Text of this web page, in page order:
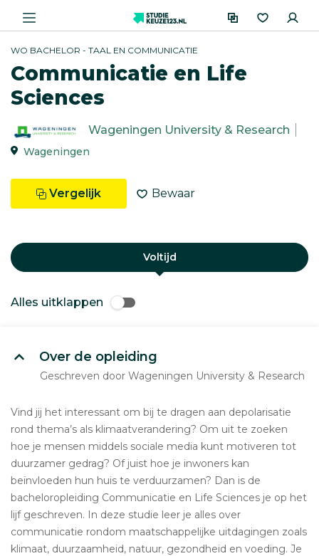
WO BACHELOR - TAAL EN COMMUNICATIE
Communicatie en Life
Sciences
Wageningen University & Research
Wageningen
Vergelijk Bewaar
Voltijd
Alles uitklappen
Over de opleiding
Geschreven door Wageningen University & Research
Vind jij het interessant om bij te dragen aan depolarisatie
rond thema’s als klimaatverandering? Om uit te zoeken
hoe je mensen middels sociale media kunt motiveren tot
duurzamer gedrag? Of juist hoe je inwoners kan
beïnvloeden hun huis te verduurzamen? Dan is de
bacheloropleiding Communicatie en Life Sciences je op het
lijf geschreven. In deze studie leer je alles over
communicatie rondom maatschappelijke uitdagingen zoals
klimaat, duurzaamheid, natuur, gezondheid en voeding. Je